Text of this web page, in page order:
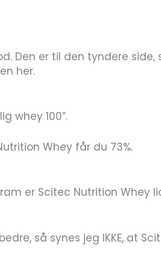
Den er til den tyndere
her.
whey 100”.
Whey får du 73%.
er Scitec Nutrition Whey
så synes jeg IKKE, at